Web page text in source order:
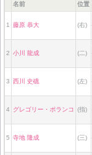
名前 位置
1 藤原 恭大 (右)
2 小川 龍成 (二)
3 西川 史礁 (左)
4 グレゴリー・ポランコ (指)
5 寺地 隆成 (三)